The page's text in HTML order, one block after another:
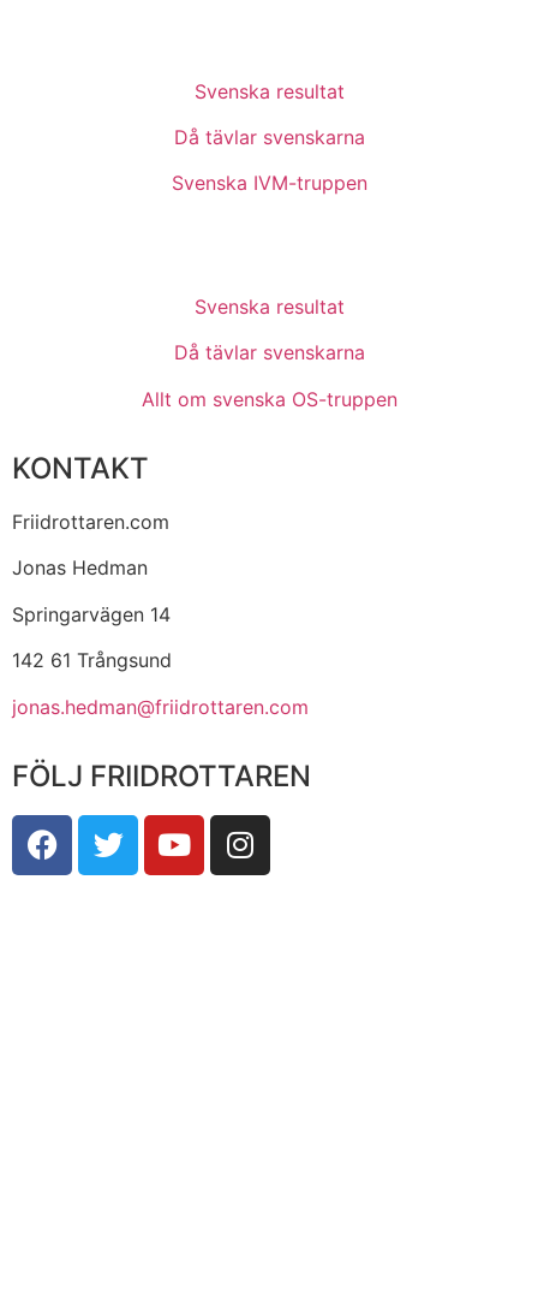
Svenska resultat
Då tävlar svenskarna
Svenska IVM-truppen
Svenska resultat
Då tävlar svenskarna
Allt om svenska OS-truppen
KONTAKT
Friidrottaren.com
Jonas Hedman
Springarvägen 14
142 61 Trångsund
jonas.hedman@friidrottaren.com
FÖLJ FRIIDROTTAREN